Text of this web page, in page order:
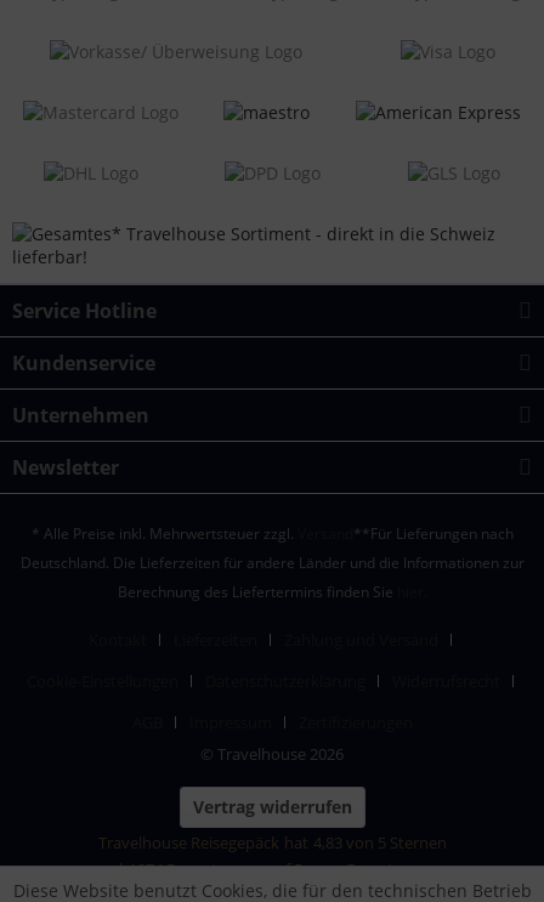
Service Hotline
Kundenservice
Unternehmen
Newsletter
* Alle Preise inkl. Mehrwertsteuer zzgl.
**Für Lieferungen nach
Deutschland. Die Lieferzeiten für andere Länder und die Informationen zur
Berechnung des Liefertermins finden Sie
© Travelhouse 2026
Vertrag widerrufen
Travelhouse Reisegepäck hat 4,83 von 5 Sternen
|1874Bewertungen auf ProvenExpert.com
Diese Website benutzt Cookies, die für den technischen Betrieb